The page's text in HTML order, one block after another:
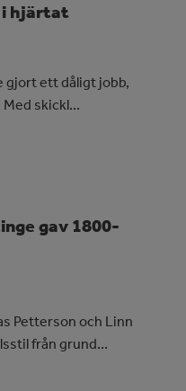
i hjärtat
gjort ett dåligt jobb,
skickl...
gav 1800-
Petterson och Linn
från grund...